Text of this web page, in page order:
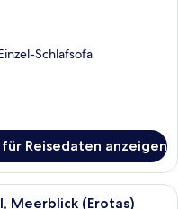
Schlafsofa
für Reisedaten anzeigen
Balkon mit Tisch und Stühlen,
Meerblick (Erotas)